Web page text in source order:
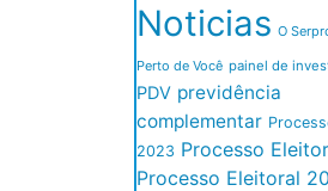
Noticias O
Perto de Você painel de
PDV previdência
complementar
2023 Processo
Processo Eleitoral